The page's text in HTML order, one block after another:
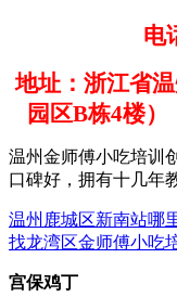
电
地址：浙江省
园区B栋4楼）
温州金师傅小吃培训
口碑好，拥有十几年
温州鹿城区新南站哪
找龙湾区金师傅小吃
宫保鸡丁